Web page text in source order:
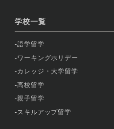
学校一覧
語学留学
ワーキングホリデー
カレッジ・大学留学
高校留学
親子留学
スキルアップ留学